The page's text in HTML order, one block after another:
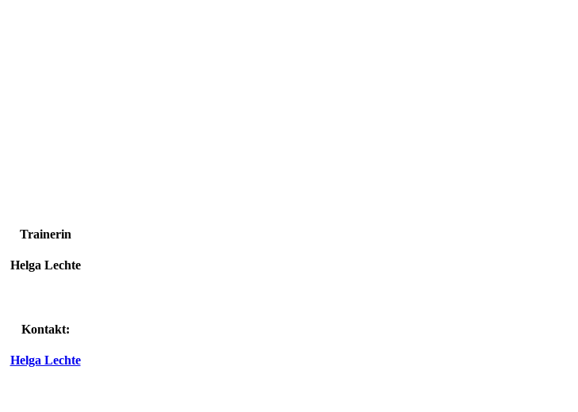
Trainerin
Helga Lechte
Kontakt:
Helga Lechte